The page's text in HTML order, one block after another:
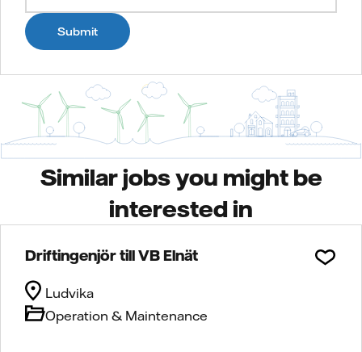
Submit
Similar jobs you might be
interested in
Driftingenjör till VB Elnät
Operation & Maintenance
Ludvika